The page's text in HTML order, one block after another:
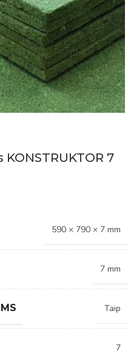
7
590 × 790 × 7 mm
7 mm
Taip
7